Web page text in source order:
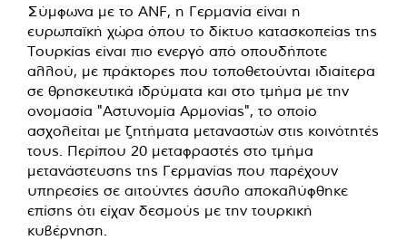
Σύμφωνα με το ANF, η Γερμανία είναι η
ευρωπαϊκή χώρα όπου το δίκτυο κατασκοπείας της
Τουρκίας είναι πιο ενεργό από οπουδήποτε
αλλού, με πράκτορες που τοποθετούνται ιδιαίτερα
σε θρησκευτικά ιδρύματα και στο τμήμα με την
ονομασία "Αστυνομία Αρμονίας", το οποίο
ασχολείται με ζητήματα μεταναστών στις κοινότητές
τους. Περίπου 20 μεταφραστές στο τμήμα
μετανάστευσης της Γερμανίας που παρέχουν
υπηρεσίες σε αιτούντες άσυλο αποκαλύφθηκε
επίσης ότι είχαν δεσμούς με την τουρκική
κυβέρνηση.